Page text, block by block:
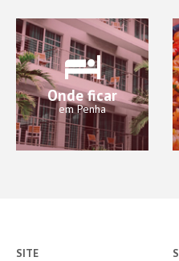
Onde ficar
em Penha
SITE